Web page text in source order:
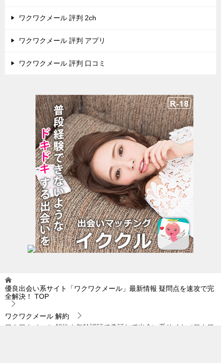
ワクワクメール 評判 2ch
ワクワクメール 評判 アプリ
ワクワクメール 評判 口コミ
優良出会い系サイト「ワクワクメール」最新情報 疑問点を速攻で完
全解決！
TOP
ワクワクメール 解約
ワクワクメール 解約｜年齢認証で偽証して出会い系サイト（ワクワ